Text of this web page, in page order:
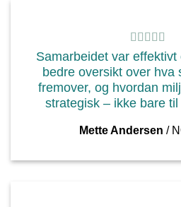
Samarbeidet var
bedre oversikt over hva
fremover, og hvordan
strategisk – ikke bare
Mette Andersen /